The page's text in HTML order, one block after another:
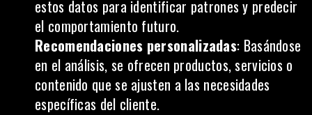
estos datos para identificar patrones y predecir
el comportamiento futuro.
Recomendaciones personalizadas: Basándose
en el análisis, se ofrecen productos, servicios o
contenido que se ajusten a las necesidades
específicas del cliente.